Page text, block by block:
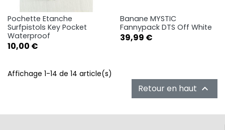
Pochette Etanche
Surfpistols Key Pocket
Waterproof
Prix
10,00 €
Banane MYSTIC
Fannypack DTS Off White
Prix
39,99 €
Affichage 1-14 de 14 article(s)
Retour en haut 